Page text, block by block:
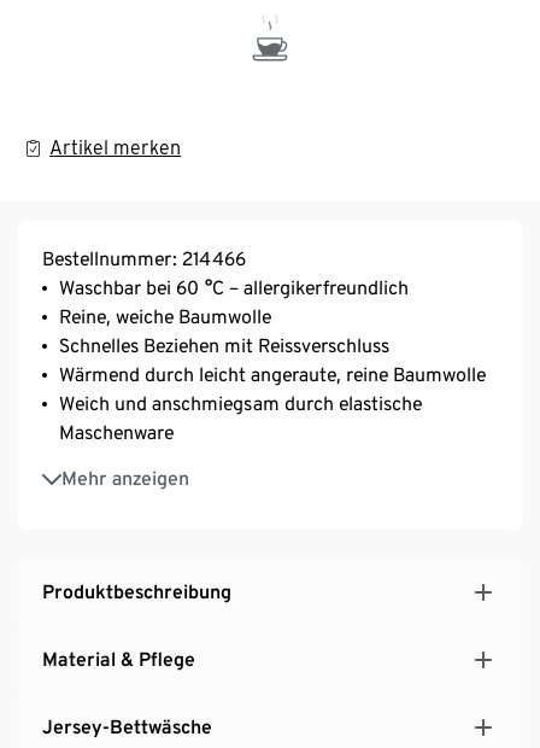
Artikel merken
Bestellnummer: 214466
Waschbar bei 60 °C – allergikerfreundlich
Reine, weiche Baumwolle
Schnelles Beziehen mit Reissverschluss
Wärmend durch leicht angeraute, reine Baumwolle
Weich und anschmiegsam durch elastische
Maschenware
Mehr anzeigen
Weich und anschmiegsam durch elastische
Maschenware
Produktbeschreibung
Material & Pflege
Jersey-Bettwäsche